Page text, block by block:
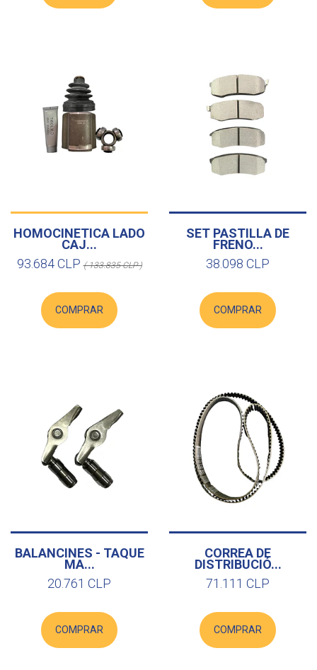
HOMOCINETICA LADO
CAJ...
93.684 CLP( 133.835 CLP )
COMPRAR
SET PASTILLA DE
FRENO...
38.098 CLP
COMPRAR
BALANCINES - TAQUE
MA...
20.761 CLP
COMPRAR
CORREA DE
DISTRIBUCIÓ...
71.111 CLP
COMPRAR